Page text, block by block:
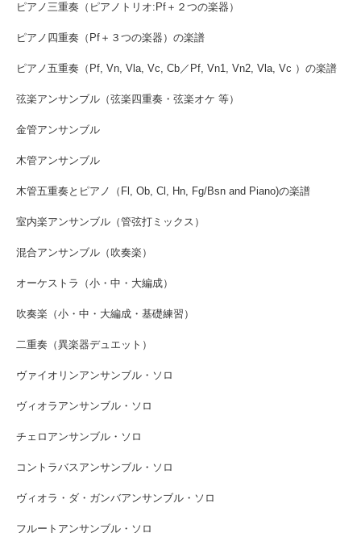
ピアノ三重奏（ピアノトリオ:Pf＋２つの楽器）
ピアノ四重奏（Pf＋３つの楽器）の楽譜
ピアノ五重奏（Pf, Vn, Vla, Vc, Cb／Pf, Vn1, Vn2, Vla, Vc ）の楽譜
弦楽アンサンブル（弦楽四重奏・弦楽オケ 等）
金管アンサンブル
木管アンサンブル
木管五重奏とピアノ（Fl, Ob, Cl, Hn, Fg/Bsn and Piano)の楽譜
室内楽アンサンブル（管弦打ミックス）
混合アンサンブル（吹奏楽）
オーケストラ（小・中・大編成）
吹奏楽（小・中・大編成・基礎練習）
二重奏（異楽器デュエット）
ヴァイオリンアンサンブル・ソロ
ヴィオラアンサンブル・ソロ
チェロアンサンブル・ソロ
コントラバスアンサンブル・ソロ
ヴィオラ・ダ・ガンバアンサンブル・ソロ
フルートアンサンブル・ソロ